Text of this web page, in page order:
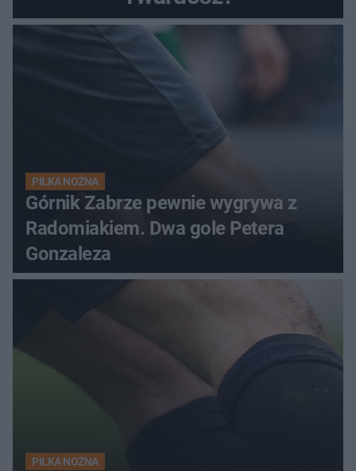
PIŁKA NOŻNA
Górnik Zabrze pewnie wygrywa z
Radomiakiem. Dwa gole Petera
Gonzaleza
PIŁKA NOŻNA